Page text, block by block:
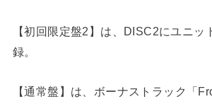
【初回限定盤2】は、DISC2にユニッ
録。
【通常盤】は、ボーナストラック「